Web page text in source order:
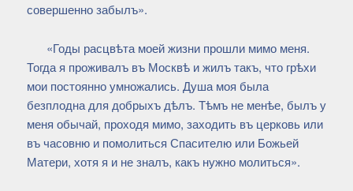
совершенно забылъ».
«Годы расцвѣта моей жизни прошли мимо меня.
Тогда я проживалъ въ Москвѣ и жилъ такъ, что грѣхи
мои постоянно умножались. Душа моя была
безплодна для добрыхъ дѣлъ. Тѣмъ не менѣе, былъ у
меня обычай, проходя мимо, заходить въ церковь или
въ часовню и помолиться Спасителю или Божьей
Матери, хотя я и не зналъ, какъ нужно молиться».